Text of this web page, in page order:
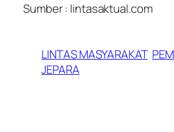
Sumber : lintasaktual.com
LINTAS MASYARAKAT
JEPARA